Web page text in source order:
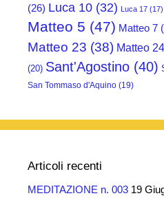
(26) Luca 10 (32) Luca 17 (17)
Matteo 5 (47) Matteo 7
Matteo 23 (38) Matteo 24
(20) Sant'Agostino (40)
San Tommaso d'Aquino (19)
Articoli recenti
MEDITAZIONE n. 003 19